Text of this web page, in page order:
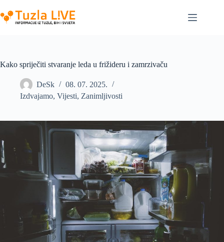
to
content
Kako spriječiti stvaranje leda u frižideru i zamrzivaču
DeSk
08. 07. 2025.
Izdvajamo, Vijesti, Zanimljivosti